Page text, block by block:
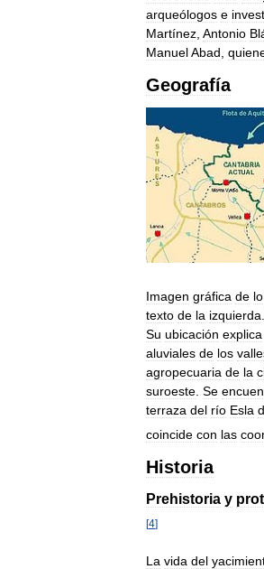
arqueólogos e
Martínez, Antonio
ManuelAbad,
Geografía
Imagen gráfica de lo
texto de la izquierda.
Su ubicación explica
aluviales de los
agropecuaria de la
suroeste. Se
terraza del río Esla
coincide con las
Historia
Prehistoria y
[4]
La vida del